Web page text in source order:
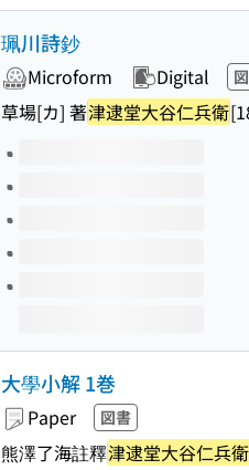
珮川詩鈔
Microform Digital
草場[カ] 著津逮堂大谷仁兵衛
Volumes of this title
大學小解 1巻
Paper 図書
熊澤了海註釋津逮堂大谷仁兵衛